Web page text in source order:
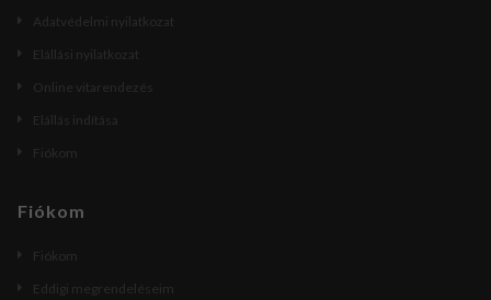
Adatvédelmi nyilatkozat
Elállási nyilatkozat
Online vitarendezés
Elállás indítása
Fiókom
Fiókom
Fiókom
Eddigi megrendeléseim